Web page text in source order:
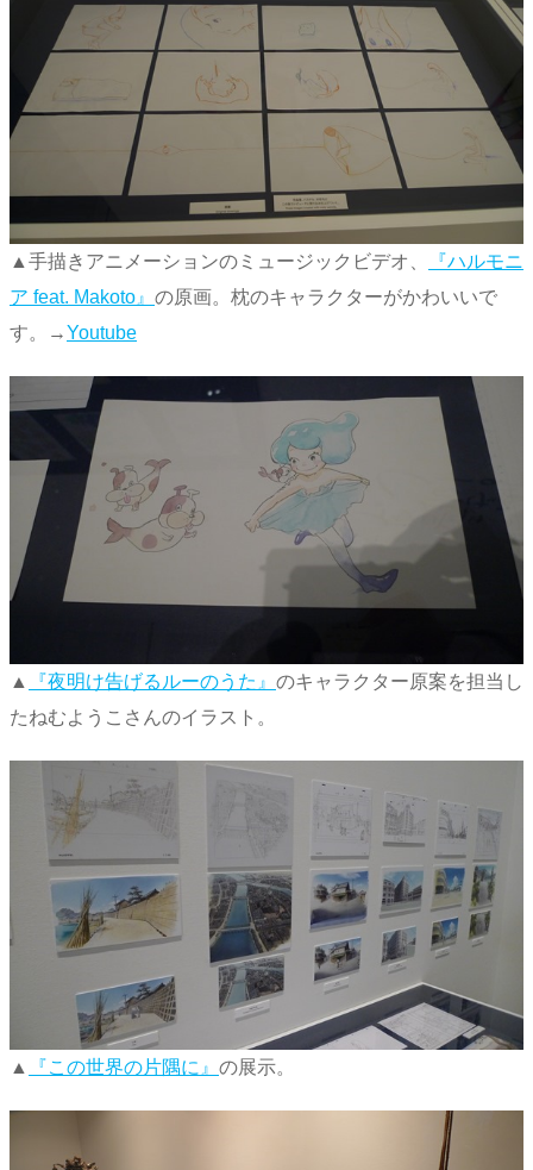
▲手描きアニメーションのミュージックビデオ、
『ハルモニ
ア feat. Makoto』 の原画。枕のキャラクターがかわいいで
す。→Youtube
▲ 『夜明け告げるルーのうた』 のキャラクター原案を担当し
たねむようこさんのイラスト。
▲ 『この世界の片隅に』 の展示。